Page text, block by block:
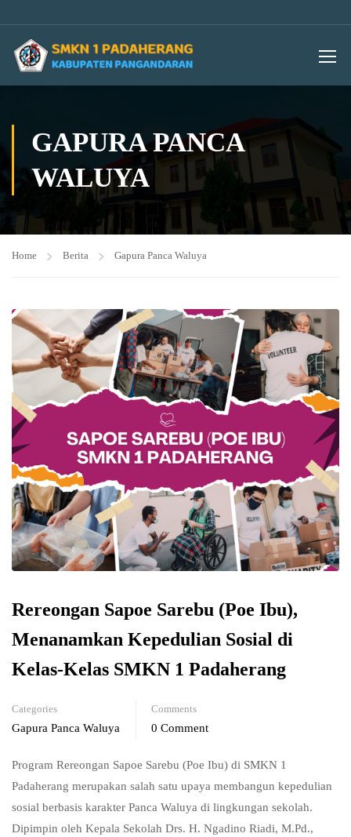
GAPURA PANCA
WALUYA
Home Berita Gapura Panca Waluya
Rereongan Sapoe Sarebu (Poe Ibu),
Menanamkan Kepedulian Sosial di
Kelas-Kelas SMKN 1 Padaherang
Categories
Gapura Panca Waluya
Comments
0 Comment
Program Rereongan Sapoe Sarebu (Poe Ibu) di SMKN 1
Padaherang merupakan salah satu upaya membangun kepedulian
sosial berbasis karakter Panca Waluya di lingkungan sekolah.
Dipimpin oleh Kepala Sekolah Drs. H. Ngadino Riadi, M.Pd.,